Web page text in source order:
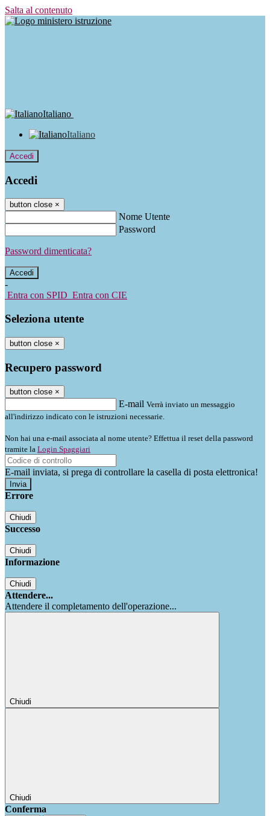
Salta al contenuto
Italiano
Italiano
Accedi
Accedi
button close ×
Nome Utente
Password
Password dimenticata?
-
Entra con SPID Entra con CIE
Seleziona utente
button close ×
Recupero password
button close ×
E-mail Verrà inviato un messaggio
all'indirizzo indicato con le istruzioni necessarie.
Non hai una e-mail associata al nome utente? Effettua il reset della password
tramite la Login Spaggiari
E-mail inviata, si prega di controllare la casella di posta elettronica!
Errore
Chiudi
Successo
Chiudi
Informazione
Chiudi
Attendere...
Attendere il completamento dell'operazione...
Chiudi
Chiudi
Conferma